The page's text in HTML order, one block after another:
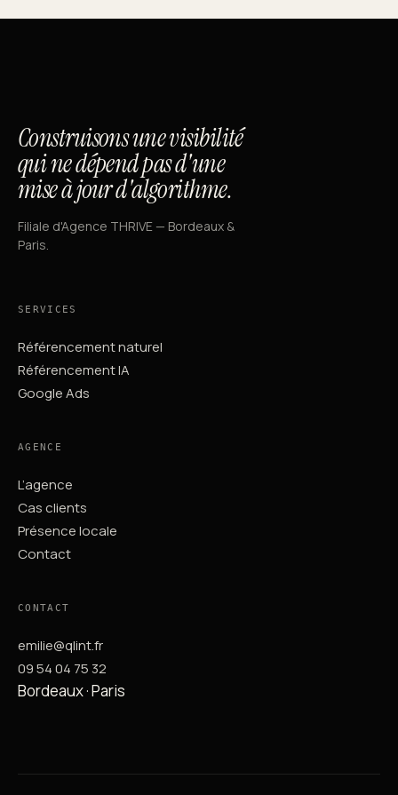
Construisons une visibilité
qui ne dépend pas d'une
mise à jour d'algorithme.
Filiale d'Agence THRIVE — Bordeaux &
Paris.
SERVICES
Référencement naturel
Référencement IA
Google Ads
AGENCE
L’agence
Cas clients
Présence locale
Contact
CONTACT
emilie@qlint.fr
09 54 04 75 32
Bordeaux · Paris